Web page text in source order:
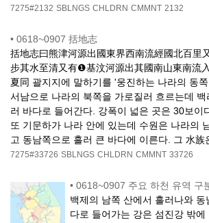
7275#2132 SBLNGS CHLDRN CMMNT 2132
• 0618~0907 括地志
括地志曰熊津河源出國東界西南流經國北百里
步其水至清又有❶基汶河源出其國南山東南流
夏同 괄지지에 말하기를 '웅진하는 나라의 동
서남으로 나라의 북쪽을 가로질러 흐르는데
러 바다로 들어간다. 강폭이 넓은 곳은 30보이
또 기문하가 나라 안에 있는데 수원은 나라의
고 동남쪽으로 흘러 큰 바다에 이른다. 그 水族
7275#33726 SBLNGS CHLDRN CMMNT 33726
• 0618~0907 주요 하천 유역 구
백제의 남쪽 산에서 흘러나와
다로 들어가는 강은 섬진강 밖